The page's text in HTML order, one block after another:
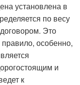
установлена в
по весу
Это
особенно,
и
к